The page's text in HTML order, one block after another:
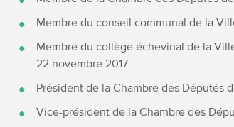
Membre du conseil communal de la
Membre du collège échevinal de la
22 novembre 2017
Président de la Chambre des Députés
Vice-président de la Chambre des